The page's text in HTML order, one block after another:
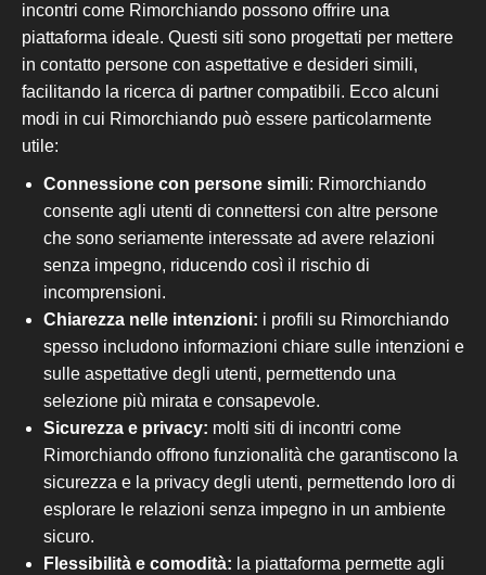
incontri come Rimorchiando possono offrire una
piattaforma ideale. Questi siti sono progettati per mettere
in contatto persone con aspettative e desideri simili,
facilitando la ricerca di partner compatibili. Ecco alcuni
modi in cui Rimorchiando può essere particolarmente
utile:
Connessione con persone simil i: Rimorchiando
consente agli utenti di connettersi con altre persone
che sono seriamente interessate ad avere relazioni
senza impegno, riducendo così il rischio di
incomprensioni.
Chiarezza nelle intenzioni: i profili su Rimorchiando
spesso includono informazioni chiare sulle intenzioni e
sulle aspettative degli utenti, permettendo una
selezione più mirata e consapevole.
Sicurezza e privacy: molti siti di incontri come
Rimorchiando offrono funzionalità che garantiscono la
sicurezza e la privacy degli utenti, permettendo loro di
esplorare le relazioni senza impegno in un ambiente
sicuro.
Flessibilità e comodità: la piattaforma permette agli